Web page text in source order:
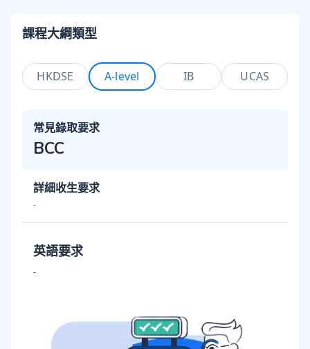
課程大綱類型
HKDSE A-level IB UCAS
常見錄取要求
BCC
詳細收生要求
-
英語要求
-